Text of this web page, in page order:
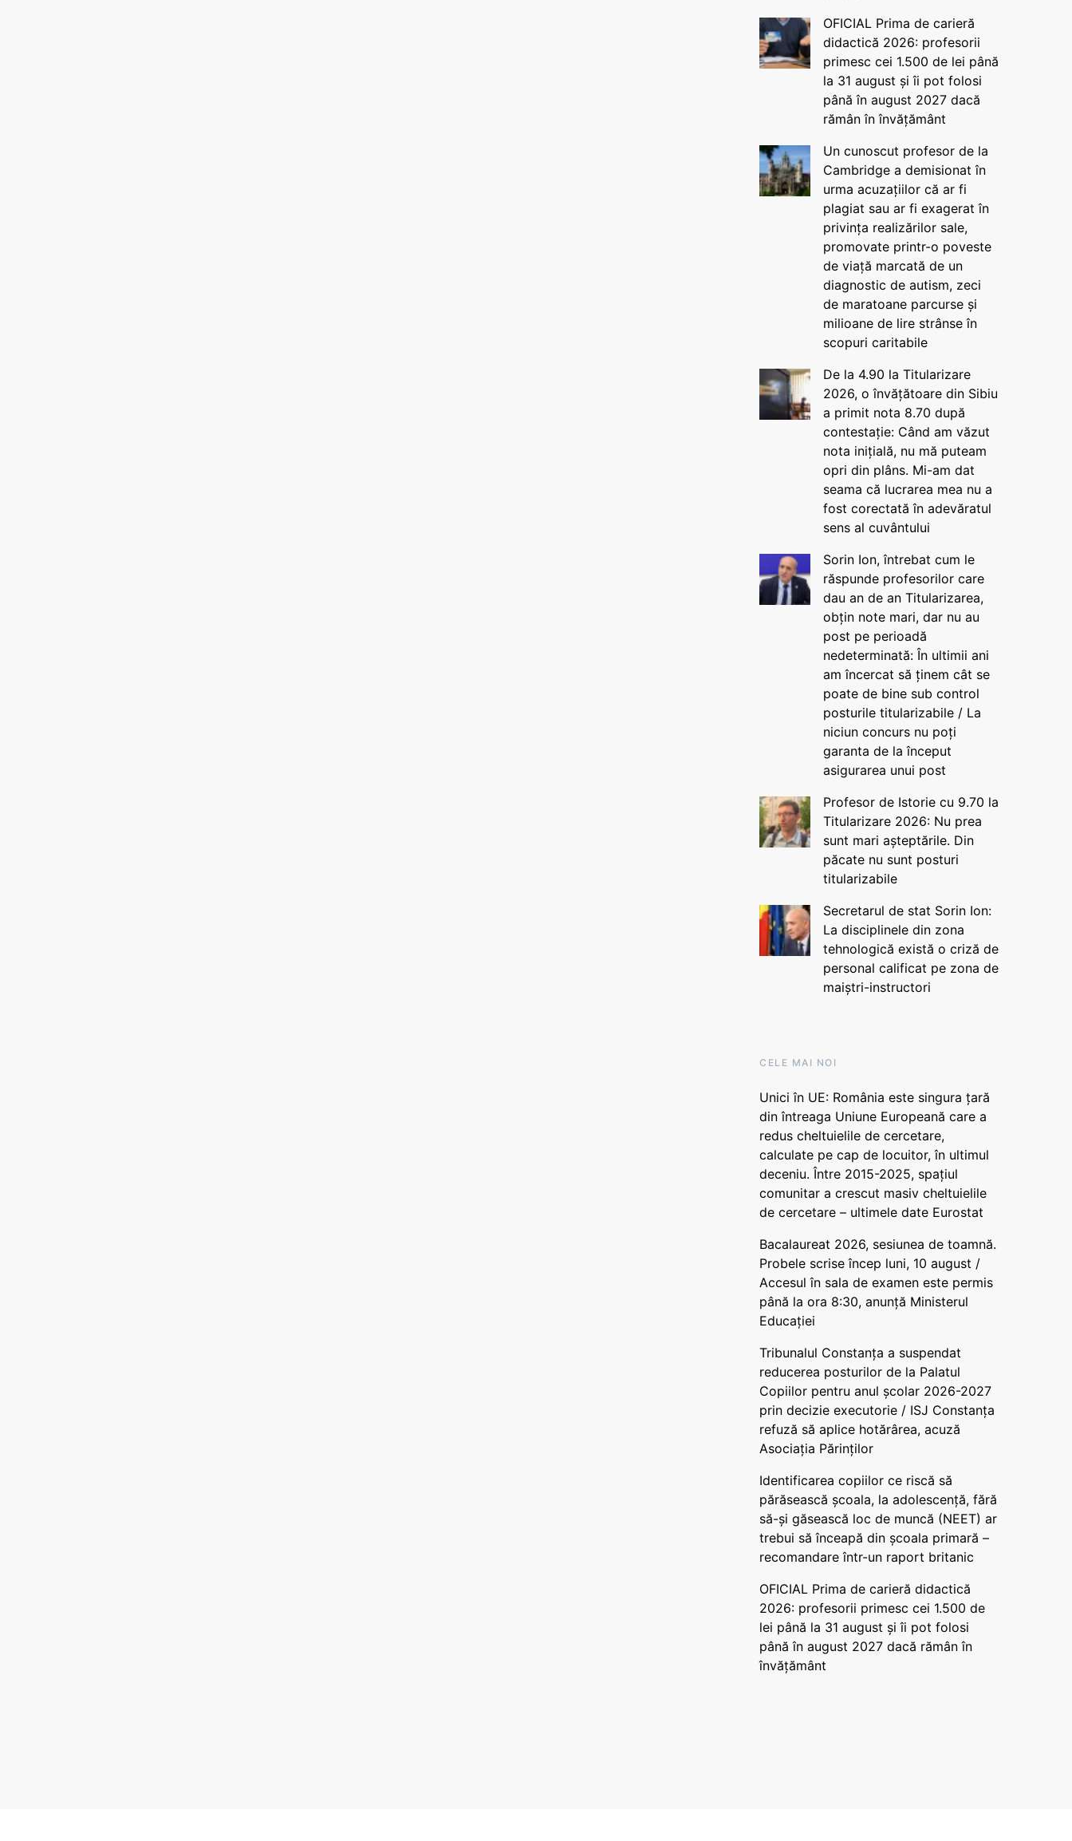
OFICIAL Prima de carieră
didactică 2026: profesorii
primesc cei 1.500 de lei până
la 31 august și îi pot folosi
până în august 2027 dacă
rămân în învățământ
Un cunoscut profesor de la
Cambridge a demisionat în
urma acuzațiilor că ar fi
plagiat sau ar fi exagerat în
privința realizărilor sale,
promovate printr-o poveste
de viață marcată de un
diagnostic de autism, zeci
de maratoane parcurse și
milioane de lire strânse în
scopuri caritabile
De la 4.90 la Titularizare
2026, o învățătoare din Sibiu
a primit nota 8.70 după
contestație: Când am văzut
nota inițială, nu mă puteam
opri din plâns. Mi-am dat
seama că lucrarea mea nu a
fost corectată în adevăratul
sens al cuvântului
Sorin Ion, întrebat cum le
răspunde profesorilor care
dau an de an Titularizarea,
obțin note mari, dar nu au
post pe perioadă
nedeterminată: În ultimii ani
am încercat să ținem cât se
poate de bine sub control
posturile titularizabile / La
niciun concurs nu poți
garanta de la început
asigurarea unui post
Profesor de Istorie cu 9.70 la
Titularizare 2026: Nu prea
sunt mari așteptările. Din
păcate nu sunt posturi
titularizabile
Secretarul de stat Sorin Ion:
La disciplinele din zona
tehnologică există o criză de
personal calificat pe zona de
maiștri-instructori
CELE MAI NOI
Unici în UE: România este singura țară
din întreaga Uniune Europeană care a
redus cheltuielile de cercetare,
calculate pe cap de locuitor, în ultimul
deceniu. Între 2015-2025, spațiul
comunitar a crescut masiv cheltuielile
de cercetare – ultimele date Eurostat
Bacalaureat 2026, sesiunea de toamnă.
Probele scrise încep luni, 10 august /
Accesul în sala de examen este permis
până la ora 8:30, anunță Ministerul
Educației
Tribunalul Constanța a suspendat
reducerea posturilor de la Palatul
Copiilor pentru anul școlar 2026-2027
prin decizie executorie / ISJ Constanța
refuză să aplice hotărârea, acuză
Asociația Părinților
Identificarea copiilor ce riscă să
părăsească școala, la adolescență, fără
să-și găsească loc de muncă (NEET) ar
trebui să înceapă din școala primară –
recomandare într-un raport britanic
OFICIAL Prima de carieră didactică
2026: profesorii primesc cei 1.500 de
lei până la 31 august și îi pot folosi
până în august 2027 dacă rămân în
învățământ